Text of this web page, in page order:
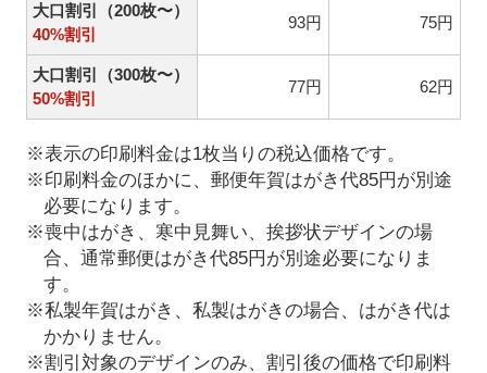
大口割引（200枚〜）
40%割引
93円 75円
大口割引（300枚〜）
50%割引
77円 62円
※表示の印刷料金は1枚当りの税込価格です。
※印刷料金のほかに、郵便年賀はがき代85円が別途
必要になります。
※喪中はがき、寒中見舞い、挨拶状デザインの場
合、通常郵便はがき代85円が別途必要になりま
す。
※私製年賀はがき、私製はがきの場合、はがき代は
かかりません。
※割引対象のデザインのみ、割引後の価格で印刷料